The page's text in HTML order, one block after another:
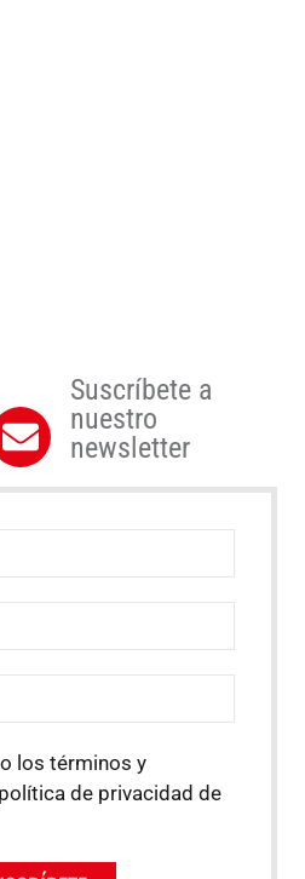
Suscríbete a
nuestro
newsletter
los términos y
de privacidad de